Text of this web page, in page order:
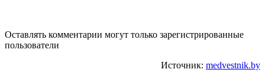
Оставлять комментарии могут только зарегистрированные
пользователи
Источник: medvestnik.by